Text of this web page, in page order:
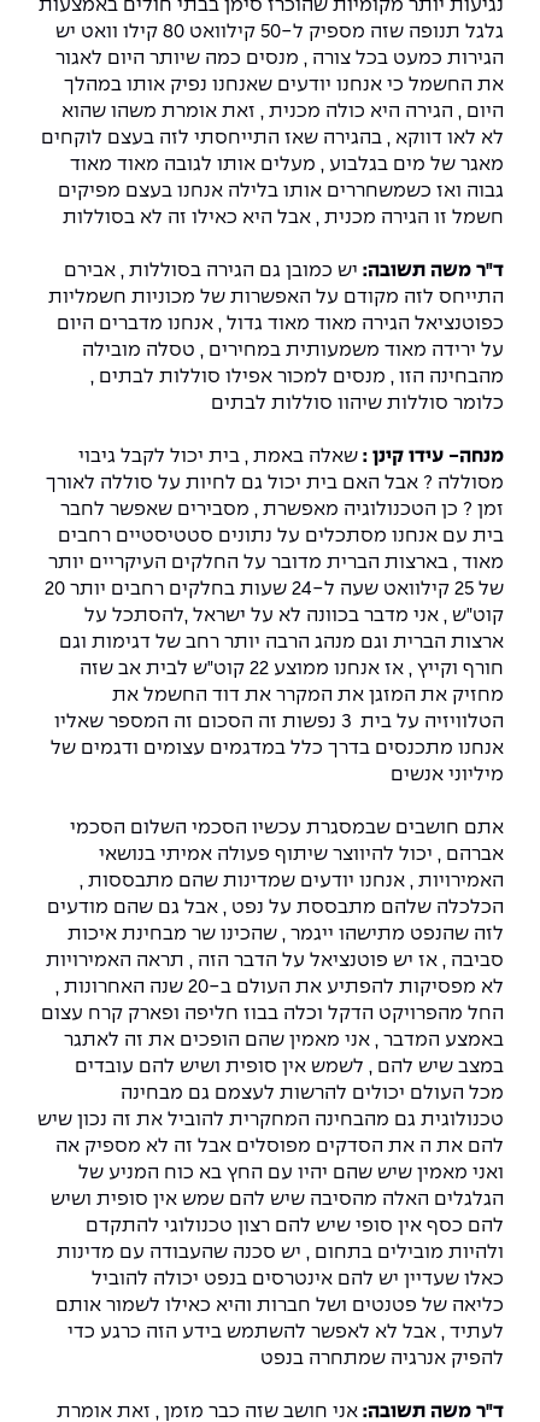
נגיעות יותר מקומיות שהוכרז סימן בבתי חולים באמצעות
גלגל תנופה שזה מספיק ל-50 קילוואט 80 קילו וואט יש
הגירות כמעט בכל צורה , מנסים כמה שיותר היום לאגור
את החשמל כי אנחנו יודעים שאנחנו נפיק אותו במהלך
היום , הגירה היא כולה מכנית , זאת אומרת משהו שהוא
לא לאו דווקא , בהגירה שאז התייחסתי לזה בעצם לוקחים
מאגר של מים בגלבוע , מעלים אותו לגובה מאוד מאוד
גבוה ואז כשמשחררים אותו בלילה אנחנו בעצם מפיקים
חשמל זו הגירה מכנית , אבל היא כאילו זה לא בסוללות
ד"ר משה תשובה: יש כמובן גם הגירה בסוללות , אבירם
התייחס לזה מקודם על האפשרות של מכוניות חשמליות
כפוטנציאל הגירה מאוד מאוד גדול , אנחנו מדברים היום
על ירידה מאוד משמעותית במחירים , טסלה מובילה
מהבחינה הזו , מנסים למכור אפילו סוללות לבתים ,
כלומר סוללות שיהוו סוללות לבתים
מנחה- עידו קינן : שאלה באמת , בית יכול לקבל גיבוי
מסוללה ? אבל האם בית יכול גם לחיות על סוללה לאורך
זמן ? כן הטכנולוגיה מאפשרת , מסבירים שאפשר לחבר
בית עם אנחנו מסתכלים על נתונים סטטיסטיים רחבים
מאוד , בארצות הברית מדובר על החלקים העיקריים יותר
של 25 קילוואט שעה ל-24 שעות בחלקים רחבים יותר 20
קוט"ש , אני מדבר בכוונה לא על ישראל ,להסתכל על
ארצות הברית וגם מנהג הרבה יותר רחב של דגימות וגם
חורף וקייץ , אז אנחנו ממוצע 22 קוט"ש לבית אב שזה
מחזיק את המזגן את המקרר את דוד החשמל את
הטלוויזיה על בית 3 נפשות זה הסכום זה המספר שאליו
אנחנו מתכנסים בדרך כלל במדגמים עצומים ודגמים של
מיליוני אנשים
אתם חושבים שבמסגרת עכשיו הסכמי השלום הסכמי
אברהם , יכול להיווצר שיתוף פעולה אמיתי בנושאי
האמירויות , אנחנו יודעים שמדינות שהם מתבססות ,
הכלכלה שלהם מתבססת על נפט , אבל גם שהם מודעים
לזה שהנפט מתישהו ייגמר , שהכינו שר מבחינת איכות
סביבה , אז יש פוטנציאל על הדבר הזה , תראה האמירויות
לא מפסיקות להפתיע את העולם ב-20 שנה האחרונות ,
החל מהפרויקט הדקל וכלה בבוז חליפה ופארק קרח עצום
באמצע המדבר , אני מאמין שהם הופכים את זה לאתגר
במצב שיש להם , לשמש אין סופית ושיש להם עובדים
מכל העולם יכולים להרשות לעצמם גם מבחינה
טכנולוגית גם מהבחינה המחקרית להוביל את זה נכון שיש
להם את ה את הסדקים מפוסלים אבל זה לא מספיק אה
ואני מאמין שיש שהם יהיו עם החץ בא כוח המניע של
הגלגלים האלה מהסיבה שיש להם שמש אין סופית ושיש
להם כסף אין סופי שיש להם רצון טכנולוגי להתקדם
ולהיות מובילים בתחום , יש סכנה שהעבודה עם מדינות
כאלו שעדיין יש להם אינטרסים בנפט יכולה להוביל
כליאה של פטנטים ושל חברות והיא כאילו לשמור אותם
לעתיד , אבל לא לאפשר להשתמש בידע הזה כרגע כדי
להפיק אנרגיה שמתחרה בנפט
ד"ר משה תשובה: אני חושב שזה כבר מזמן , זאת אומרת